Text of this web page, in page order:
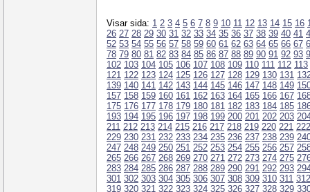
Visar sida: 1 2 3 4 5 6 7 8 9 10 11 12 13 14 15 16
26 27 28 29 30 31 32 33 34 35 36 37 38 39 40 41
52 53 54 55 56 57 58 59 60 61 62 63 64 65 66 67
78 79 80 81 82 83 84 85 86 87 88 89 90 91 92 93
102 103 104 105 106 107 108 109 110 111 112 113
121 122 123 124 125 126 127 128 129 130 131
139 140 141 142 143 144 145 146 147 148 149
157 158 159 160 161 162 163 164 165 166 167
175 176 177 178 179 180 181 182 183 184 185
193 194 195 196 197 198 199 200 201 202 203
211 212 213 214 215 216 217 218 219 220 221 222
229 230 231 232 233 234 235 236 237 238 239
247 248 249 250 251 252 253 254 255 256 257
265 266 267 268 269 270 271 272 273 274 275
283 284 285 286 287 288 289 290 291 292 293
301 302 303 304 305 306 307 308 309 310 311 312
319 320 321 322 323 324 325 326 327 328 329